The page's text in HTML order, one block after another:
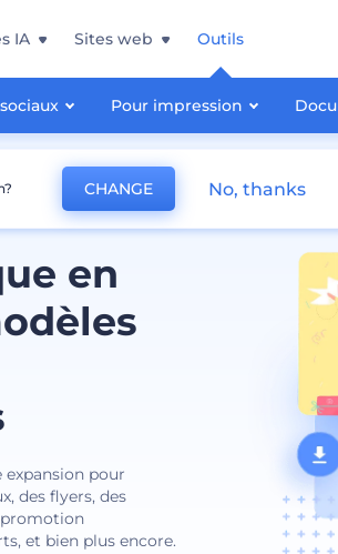
IA Sites web Outils
Pour impression
en
pour
des flyers, des
promotion
et bien plus encore.
CHANGE No, thanks